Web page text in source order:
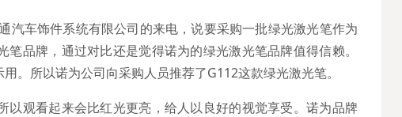
车饰件系统有限公司的来电，说要采购一批绿光激光笔作为
品牌，通过对比还是觉得诺为的绿光激光笔品牌值得信赖。
。所以诺为公司向采购人员推荐了G112这款绿光激光笔。
观看起来会比红光更亮，给人以良好的视觉享受。诺为品牌